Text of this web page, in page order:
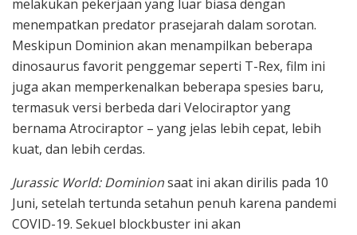
melakukan pekerjaan yang luar biasa dengan
menempatkan predator prasejarah dalam sorotan.
Meskipun Dominion akan menampilkan beberapa
dinosaurus favorit penggemar seperti T-Rex, film ini
juga akan memperkenalkan beberapa spesies baru,
termasuk versi berbeda dari Velociraptor yang
bernama Atrociraptor – yang jelas lebih cepat, lebih
kuat, dan lebih cerdas.
Jurassic World: Dominionsaat ini akan dirilis pada 10
Juni, setelah tertunda setahun penuh karena pandemi
COVID-19. Sekuel blockbuster ini akan